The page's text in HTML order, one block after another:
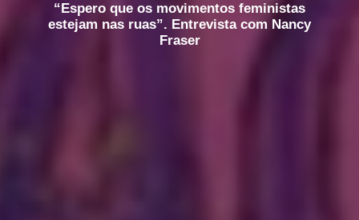
“Espero que os movimentos feministas
estejam nas ruas”. Entrevista com Nancy
Fraser